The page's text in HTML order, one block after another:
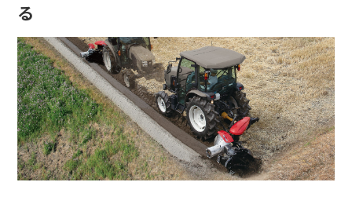
る